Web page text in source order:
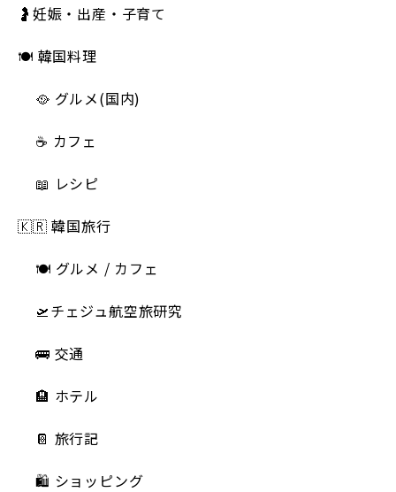
🤰妊娠・出産・子育て
🍽 韓国料理
🥘 グルメ(国内)
☕️ カフェ
📖 レシピ
🇰🇷 韓国旅行
🍽 グルメ / カフェ
🛫チェジュ航空旅研究
🚌 交通
🏨 ホテル
📔 旅行記
🛍️ ショッピング